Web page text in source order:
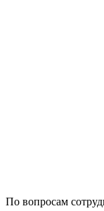
По вопросам